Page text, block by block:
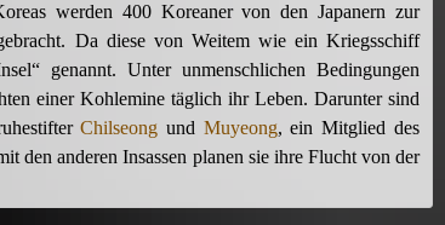
werden 400 Koreaner von den Japanern zur
Da diese von Weitem wie ein Kriegsschiff
genannt. Unter unmenschlichen Bedingungen
einer Kohlemine täglich ihr Leben. Darunter sind
Chilseong und Muyeong, ein Mitglied des
den anderen Insassen planen sie ihre Flucht von der